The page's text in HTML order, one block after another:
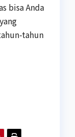
bisa Anda
tahun